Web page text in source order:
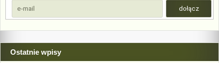
Ostatnie wpisy